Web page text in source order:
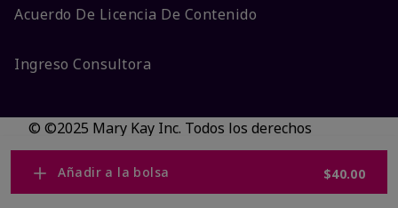
Añadir a la bolsa $40.00
Acuerdo De Licencia De Contenido
Ingreso Consultora
© ©2025 Mary Kay Inc. Todos los derechos
reservados.
No vender/Preferencias de cookies